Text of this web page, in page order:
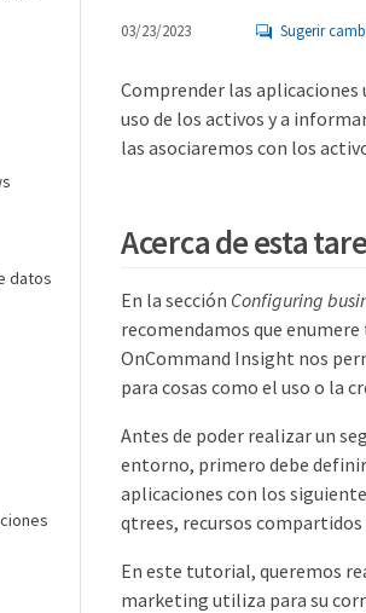
datos
03/23/2023 Sugerir
Comprender las
uso de los activos y a
las asociaremos con los
Acerca de esta
En la sección Configuring
recomendamos que
OnCommand Insight nos
para cosas como el uso o la
Antes de poder realizar un
entorno, primero debe definir
aplicaciones con los
qtrees, recursos compartidos
En este tutorial, queremos
marketing utiliza para su